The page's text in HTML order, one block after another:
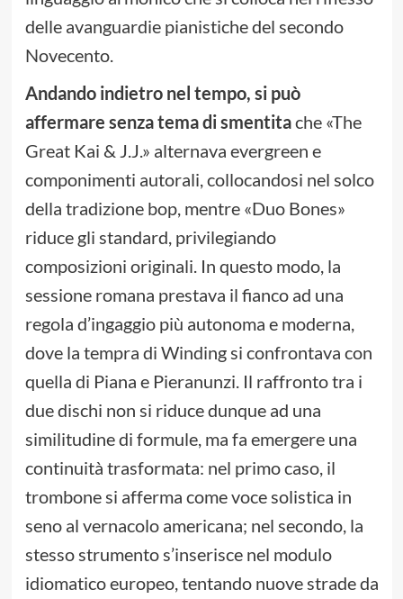
delle avanguardie pianistiche del secondo
Novecento.
Andando indietro nel tempo, si può
affermare senza tema di smentitache «The
Great Kai & J.J.» alternava evergreen e
componimenti autorali, collocandosi nel solco
della tradizione bop, mentre «Duo Bones»
riduce gli standard, privilegiando
composizioni originali. In questo modo, la
sessione romana prestava il fianco ad una
regola d’ingaggio più autonoma e moderna,
dove la tempra di Winding si confrontava con
quella di Piana e Pieranunzi. Il raffronto tra i
due dischi non si riduce dunque ad una
similitudine di formule, ma fa emergere una
continuità trasformata: nel primo caso, il
trombone si afferma come voce solistica in
seno al vernacolo americana; nel secondo, la
stesso strumento s’inserisce nel modulo
idiomatico europeo, tentando nuove strade da